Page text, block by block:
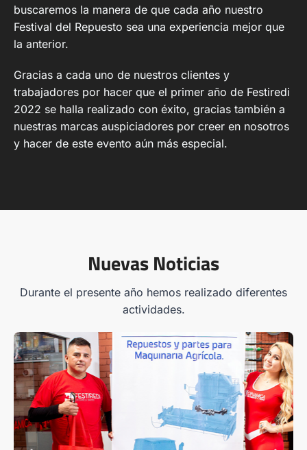
buscaremos la manera de que cada año nuestro
Festival del Repuesto sea una experiencia mejor que
la anterior.
Gracias a cada uno de nuestros clientes y
trabajadores por hacer que el primer año de Festiredi
2022 se halla realizado con éxito, gracias también a
nuestras marcas auspiciadores por creer en nosotros
y hacer de este evento aún más especial.
Nuevas Noticias
Durante el presente año hemos realizado diferentes
actividades.